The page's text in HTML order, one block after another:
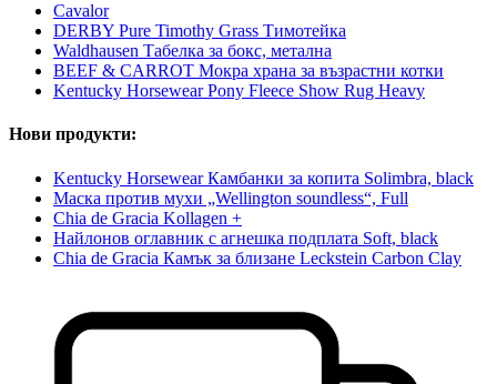
Cavalor
DERBY Pure Timothy Grass Тимотейка
Waldhausen Табелка за бокс, метална
BEEF & CARROT Мокра храна за възрастни котки
Kentucky Horsewear Pony Fleece Show Rug Heavy
Нови продукти:
Kentucky Horsewear Камбанки за копита Solimbra, black
Маска против мухи „Wellington soundless“, Full
Chia de Gracia Kollagen +
Найлонов оглавник с агнешка подплата Soft, black
Chia de Gracia Камък за близане Leckstein Carbon Clay